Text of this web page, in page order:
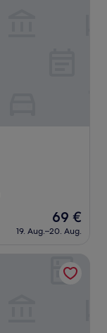
Der
Preis
beträgt
69 €
19. Aug.–20. Aug.